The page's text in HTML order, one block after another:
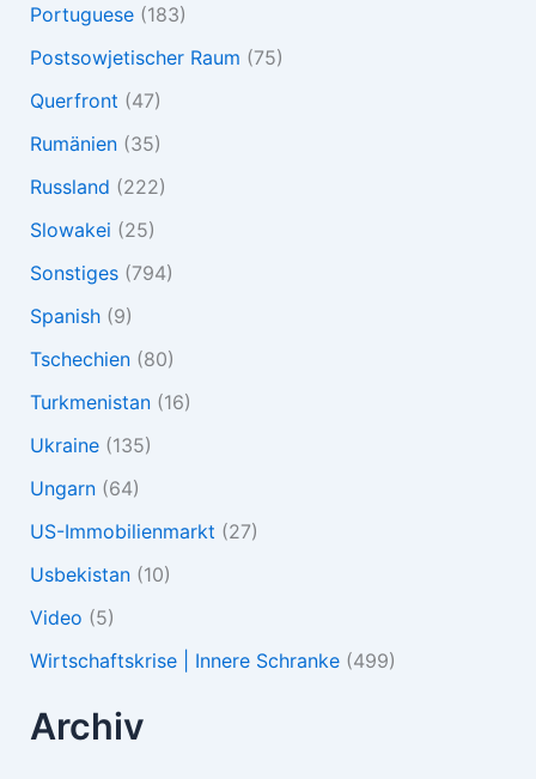
Portuguese(183)
Postsowjetischer Raum (75)
Querfront (47)
Rumänien(35)
Russland (222)
Slowakei (25)
Sonstiges(794)
Spanish(9)
Tschechien(80)
Turkmenistan(16)
Ukraine(135)
Ungarn(64)
US-Immobilienmarkt (27)
Usbekistan(10)
Video (5)
Wirtschaftskrise | Innere Schranke(499)
Archiv